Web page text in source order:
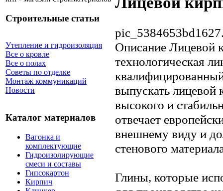
Строительные статьи
Утепление и гидроизоляция
Все о кровле
Все о полах
Советы по отделке
Монтаж коммуникаций
Новости
Каталог материалов
Вагонка и
комплектующие
Гидроизолирующие
смеси и составы
Гипсокартон
Кирпич
Описание Лицевой
технологическая
выпускать
высокого и
отвечает
внешнему виду и
стенового
Глины, которые